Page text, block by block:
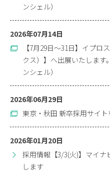
ンシェル）
2026年07月14日
【7月29日～31日】イプロ
クス）】へ出展いたします
ンシェル）
2026年06月29日
東京・秋田 新卒採用サイ
2026年01月20日
採用情報【3/3(火)】マイ
します